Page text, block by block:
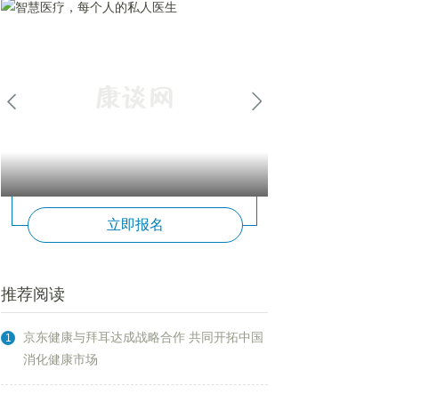
立即报名
推荐阅读
1
京东健康与拜耳达成战略合作 共同开拓中国
消化健康市场